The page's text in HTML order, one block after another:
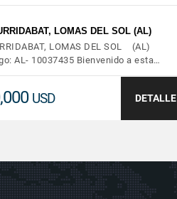
LOMAS DEL SOL (AL)
LOMAS DEL SOL (AL)
AL- 10037435 Bienvenido a esta…
USD DETALLE